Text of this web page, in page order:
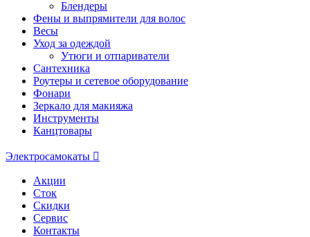
Блендеры
Фены и выпрямители для волос
Весы
Уход за одеждой
Утюги и отпариватели
Сантехника
Роутеры и сетевое оборудование
Фонари
Зеркало для макияжа
Инструменты
Канцтовары
Электросамокаты
Акции
Сток
Скидки
Сервис
Контакты